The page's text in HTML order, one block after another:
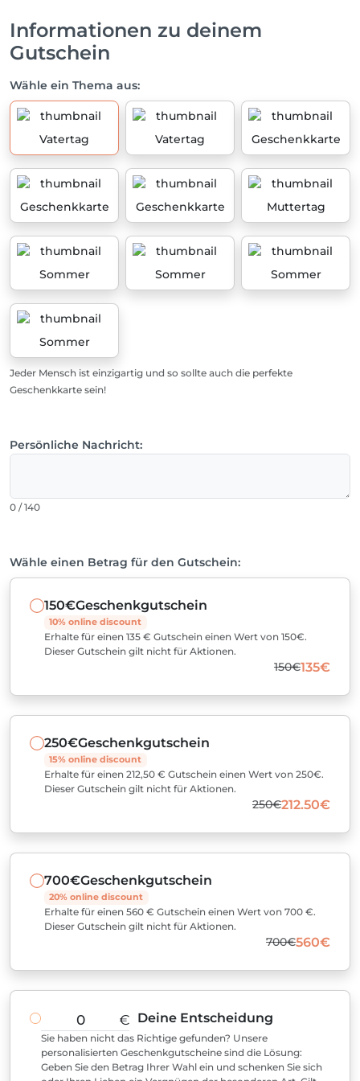
Informationen zu deinem
Gutschein
Wähle ein Thema aus:
Vatertag Vatertag Geschenkkarte
Geschenkkarte Geschenkkarte Muttertag
Sommer Sommer Sommer
Sommer
Jeder Mensch ist einzigartig und so sollte auch die perfekte
Geschenkkarte sein!
Persönliche Nachricht:
0 / 140
Wähle einen Betrag für den Gutschein:
150€Geschenkgutschein
10% online discount
Erhalte für einen 135 € Gutschein einen Wert von 150€.
Dieser Gutschein gilt nicht für Aktionen.
150€135€
250€Geschenkgutschein
15% online discount
Erhalte für einen 212,50 € Gutschein einen Wert von 250€.
Dieser Gutschein gilt nicht für Aktionen.
250€212.50€
700€Geschenkgutschein
20% online discount
Erhalte für einen 560 € Gutschein einen Wert von 700 €.
Dieser Gutschein gilt nicht für Aktionen.
700€560€
€ Deine Entscheidung
Sie haben nicht das Richtige gefunden? Unsere
personalisierten Geschenkgutscheine sind die Lösung:
Geben Sie den Betrag Ihrer Wahl ein und schenken Sie sich